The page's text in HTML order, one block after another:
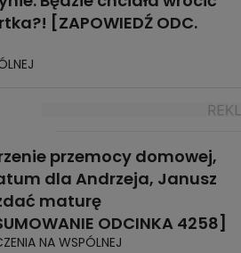
[ZAPOWIEDŹ ODC.
przemocy domowej,
dla Andrzeja, Janusz
maturę
ODCINKA 4258]
NA WSPÓLNEJ